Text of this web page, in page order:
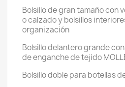
Bolsillo de gran tamaño con
o calzado y bolsillos
organización
Bolsillo delantero grande
de enganche de tejido
Bolsillo doble para botellas